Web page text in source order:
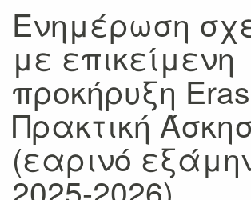
Ενημέρωση
με επικείμενη
προκήρυξη
Πρακτική
(εαρινό